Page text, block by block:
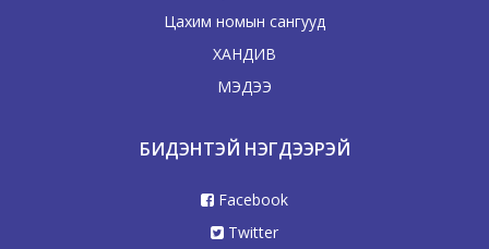
Цахим номын сангууд
ХАНДИВ
МЭДЭЭ
БИДЭНТЭЙ НЭГДЭЭРЭЙ
Facebook
Twitter